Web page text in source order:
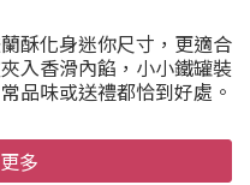
酥化身迷你尺寸，更適合
入香滑內餡，小小鐵罐裝
品味或送禮都恰到好處。
多